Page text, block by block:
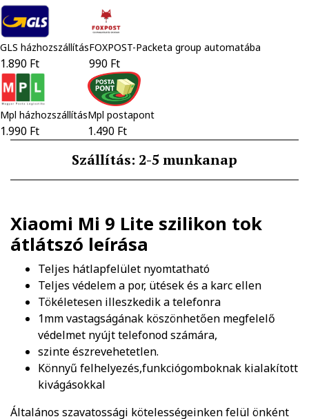
GLS házhozszállítás
1.890 Ft
FOXPOST-Packeta group automatába
990 Ft
Mpl házhozszállítás
1.990 Ft
Mpl postapont
1.490 Ft
Szállítás: 2-5 munkanap
Xiaomi Mi 9 Lite szilikon tok
átlátszó leírása
Teljes hátlapfelület nyomtatható
Teljes védelem a por, ütések és a karc ellen
Tökéletesen illeszkedik a telefonra
1mm vastagságának köszönhetően megfelelő
védelmet nyújt telefonod számára,
szinte észrevehetetlen.
Könnyű felhelyezés,funkciógomboknak kialakított
kivágásokkal
Általános szavatossági kötelességeinken felül önként